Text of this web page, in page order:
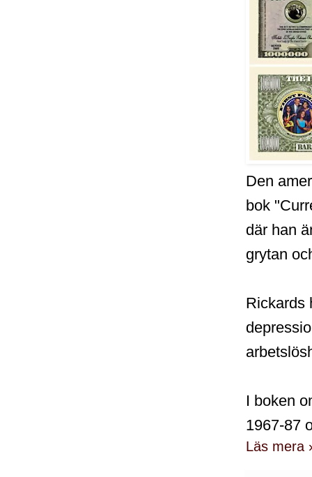
Den
bok
där han
grytan
Rickards
I boken
1967-87
Läs mera